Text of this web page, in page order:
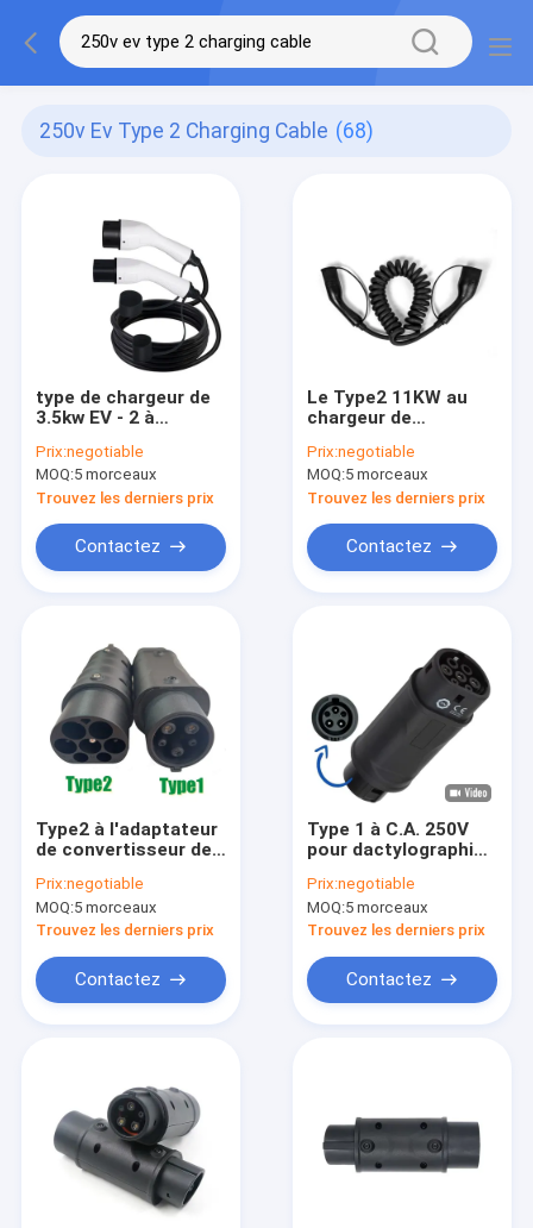
250v Ev Type 2 Charging Cable (68)
type de chargeur de
3.5kw EV - 2 à
de remplissage
rapide 250V de câble
de 2 EV
Prix:negotiable
MOQ:5 morceaux
Trouvez les derniers prix
Contactez
Le Type2 11KW au
chargeur de
du véhicule
électrique EV de
Type2 mènent 16A
3Phase 5M
Prix:negotiable
MOQ:5 morceaux
Trouvez les derniers prix
Contactez
Type2 à l'adaptateur
de convertisseur de
des chargeurs du
véhicule électrique
EV
Prix:negotiable
MOQ:5 morceaux
Trouvez les derniers prix
Contactez
Type 1 à C.A. 250V
pour dactylographier
remplissage 32A
22KW de chargeur de
funiculaire de 2 Ev
Prix:negotiable
MOQ:5 morceaux
Trouvez les derniers prix
Contactez